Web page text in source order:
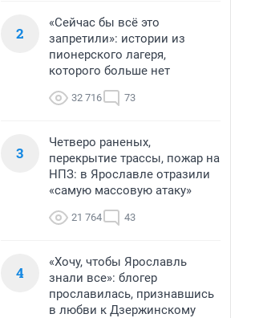
2
«Сейчас бы всё это
запретили»: истории из
пионерского лагеря,
которого больше нет
32 716 73
3
Четверо раненых,
перекрытие трассы, пожар на
НПЗ: в Ярославле отразили
«самую массовую атаку»
21 764 43
4
«Хочу, чтобы Ярославль
знали все»: блогер
прославилась, признавшись
в любви к Дзержинскому